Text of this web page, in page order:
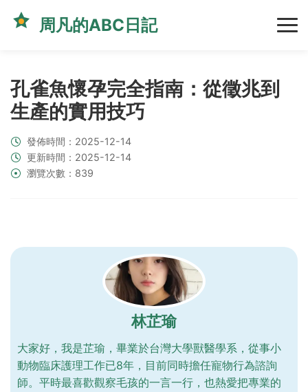
周凡的ABC日記
孔雀魚懷孕完全指南：從徵兆到
生產的實用技巧
發佈時間：2025-12-14
更新時間：2025-12-14
瀏覽次數：839
林芷瑜
大家好，我是芷瑜，畢業於台灣大學獸醫學系，從事小
動物臨床護理工作已8年，目前同時擔任寵物行為諮詢
師。平時最喜歡觀察毛孩的一言一行，也熱愛把專業的